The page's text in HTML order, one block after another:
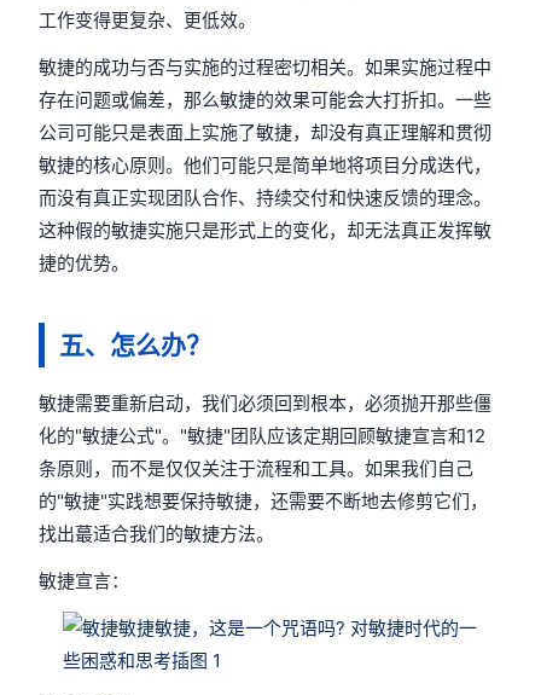
工作变得更复杂、更低效。
敏捷的成功与否与实施的过程密切相关。如果实施过程中
存在问题或偏差，那么敏捷的效果可能会大打折扣。一些
公司可能只是表面上实施了敏捷，却没有真正理解和贯彻
敏捷的核心原则。他们可能只是简单地将项目分成迭代，
而没有真正实现团队合作、持续交付和快速反馈的理念。
这种假的敏捷实施只是形式上的变化，却无法真正发挥敏
捷的优势。
五、怎么办？
敏捷需要重新启动，我们必须回到根本，必须抛开那些僵
化的"敏捷公式"。"敏捷"团队应该定期回顾敏捷宣言和12
条原则，而不是仅仅关注于流程和工具。如果我们自己
的"敏捷"实践想要保持敏捷，还需要不断地去修剪它们，
找出蕞适合我们的敏捷方法。
敏捷宣言：